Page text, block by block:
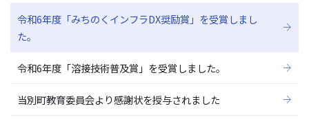
令和6年度「みちのくインフラDX奨励賞」を受賞しまし
た。
令和6年度「溶接技術普及賞」を受賞しました。
当別町教育委員会より感謝状を授与されました